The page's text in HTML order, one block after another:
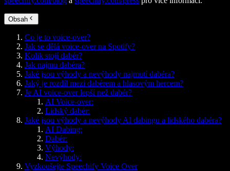
Obsah
Co je to voice-over?
Jak se dělá voice-over na Spotify?
Kolik stojí dabér?
Jak najmu dabéra?
Jaké jsou výhody a nevýhody najmutí dabéra?
Jaký je rozdíl mezi dabérem a hlasovým hercem?
Je AI voice-over lepší než dabér?
AI Voice-over:
Lidský dabér:
Jaké jsou výhody a nevýhody AI dabingu a lidského dabéra?
AI Dabing:
Dabér:
Výhody:
Nevýhody:
Vyzkoušejte Speechify Voice Over